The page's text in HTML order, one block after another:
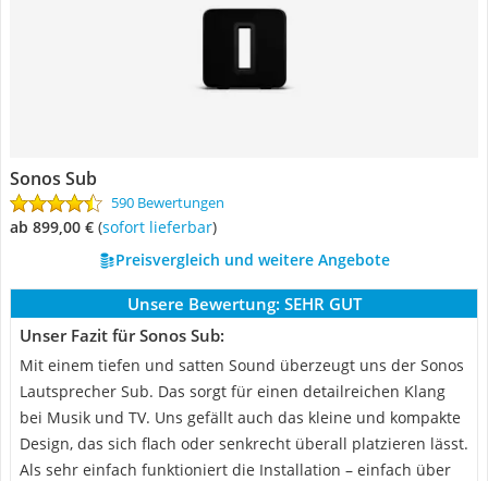
Sonos Sub
590 Bewertungen
ab 899,00 € ( Sofort lieferbar)
Preisvergleich und weitere Angebote
Unsere Bewertung: SEHR GUT
Unser Fazit für Sonos Sub:
Mit einem tiefen und satten Sound überzeugt uns der Sonos
Lautsprecher Sub. Das sorgt für einen detailreichen Klang
bei Musik und TV. Uns gefällt auch das kleine und kompakte
Design, das sich flach oder senkrecht überall platzieren lässt.
Als sehr einfach funktioniert die Installation – einfach über